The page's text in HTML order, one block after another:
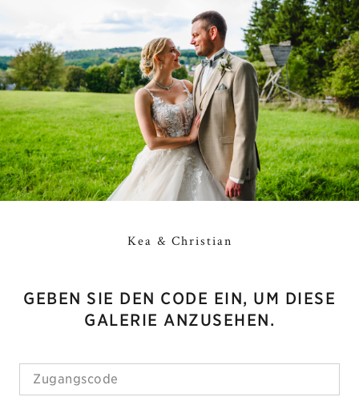
Kea & Christian
GEBEN SIE DEN CODE EIN, UM DIESE
GALERIE ANZUSEHEN.